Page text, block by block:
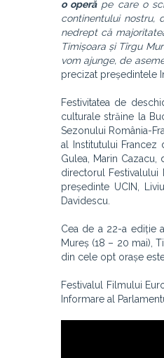
o operăpe care o
continentului nostru,
nedrept că
Timișoara și Tîrgu
vom ajunge, de
precizat președintele
Festivitatea de
culturale străine la
Sezonului România-
al Institutului Francez
Gulea, Marin Cazacu,
directorul Festivalului
președinte UCIN,
Davidescu.
Cea de a 22-a ediție
Mureș (18 – 20 mai),
din cele opt orașe
Festivalul Filmului
Informare al